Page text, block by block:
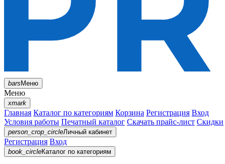
barsМеню
Меню
xmark
Главная Каталог по категориям Корзина Регистрация Вход
Условия работы Печатный каталог Скачать прайс-лист Скидки
person_crop_circleЛичный кабинет
Регистрация Вход
book_circleКаталог по категориям